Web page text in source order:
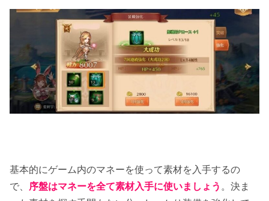
基本的にゲーム内のマネーを使って素材を入手するの
で、 序盤はマネーを全て素材入手に使いましょう 。決ま